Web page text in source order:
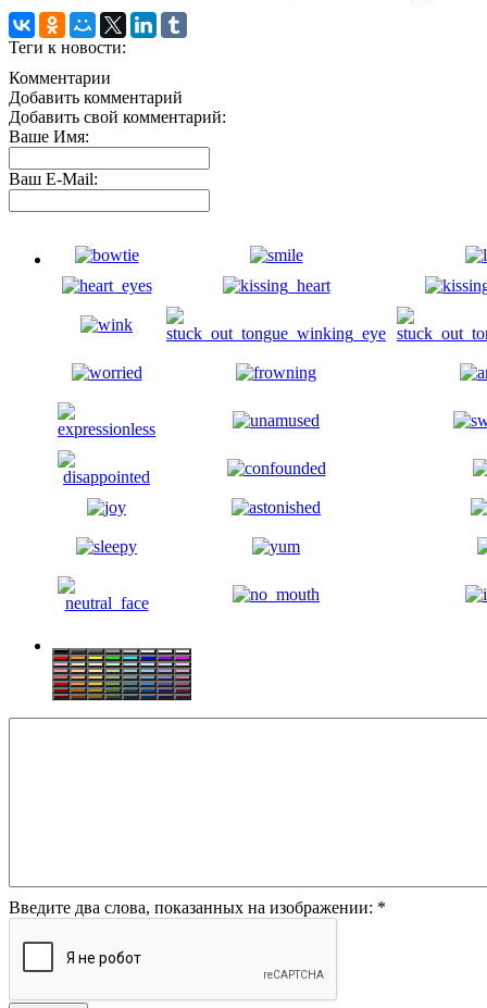
Теги к новости:
Комментарии
Добавить комментарий
Добавить свой комментарий:
Ваше Имя:
Ваш E-Mail:
Введите два слова, показанных на изображении: *